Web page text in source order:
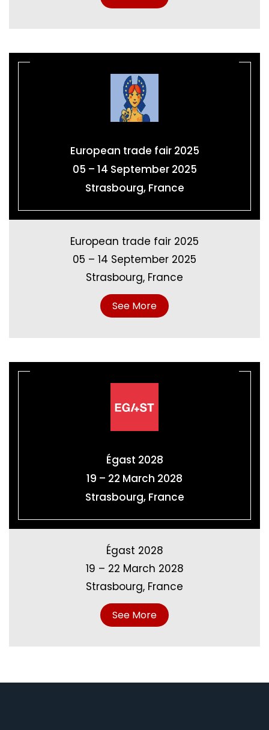
European trade fair 2025
05 – 14 September 2025
Strasbourg, France
European trade fair 2025
05 – 14 September 2025
Strasbourg, France
See More
Égast 2028
19 – 22 March 2028
Strasbourg, France
Égast 2028
19 – 22 March 2028
Strasbourg, France
See More